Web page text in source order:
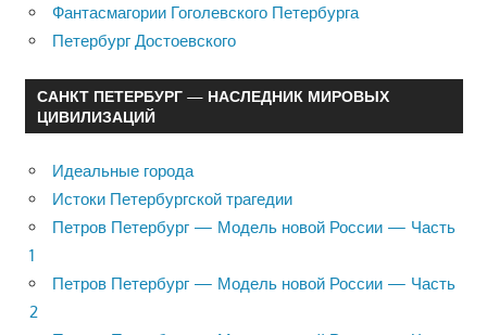
Фантасмагории Гоголевского Петербурга
Петербург Достоевского
САНКТ ПЕТЕРБУРГ — НАСЛЕДНИК МИРОВЫХ
ЦИВИЛИЗАЦИЙ
Идеальные города
Истоки Петербургской трагедии
Петров Петербург — Модель новой России — Часть
1
Петров Петербург — Модель новой России — Часть
2